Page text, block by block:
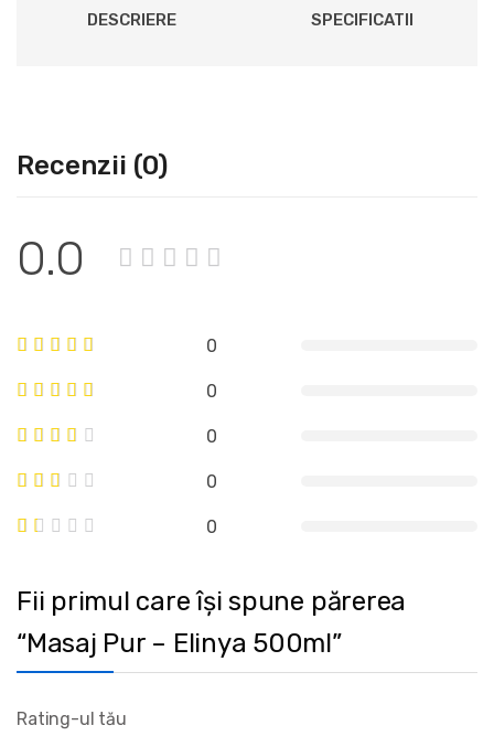
DESCRIERE SPECIFICATII
Recenzii (0)
0.0
0
0
0
0
0
Fii primul care își spune părerea
“Masaj Pur – Elinya 500ml”
Rating-ul tău